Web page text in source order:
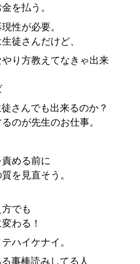
を払う。
性が必要。
徒さんだけど、
り方教えてなきゃ出来
さんでも出来るのか？
のが先生のお仕事。
める前に
を見直そう。
でも
わる！
ハイケナイ。
事棒読みしてる人